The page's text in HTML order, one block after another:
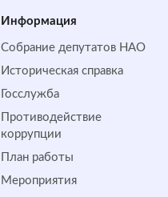
Информация
Собрание депутатов НАО
Историческая справка
Госслужба
Противодействие
коррупции
План работы
Мероприятия